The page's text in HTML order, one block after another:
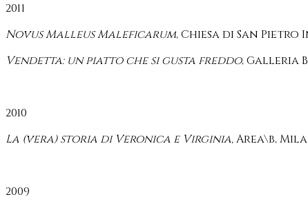
2011
Novus Malleus Maleficarum, Chiesa di San
Vendetta: un piatto che si gusta freddo,
2010
La (vera) storia di Veronica e Virginia,Area\b,
2009